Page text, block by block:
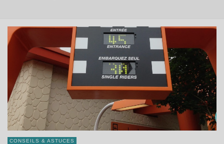
CONSEILS & ASTUCES